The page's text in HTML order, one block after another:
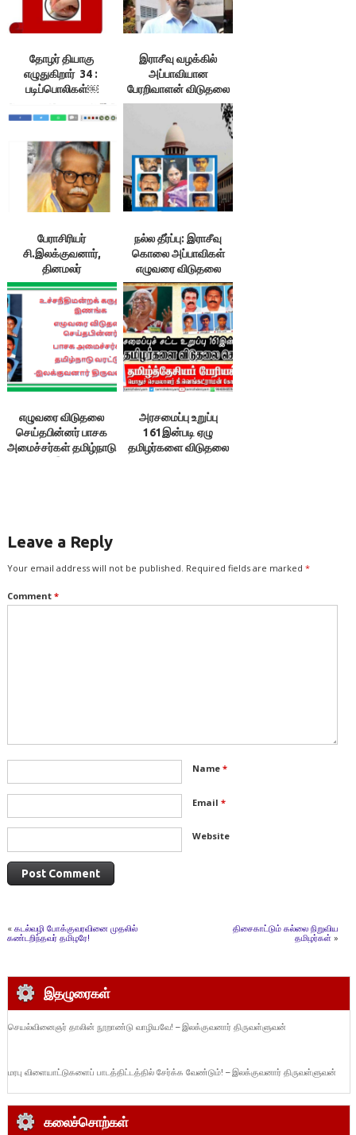
தோழர் தியாகு
எழுதுகிறார் 34 :
படிப்பொலிகள்￼
இராசீவு வழக்கில்
அப்பாவியான
பேரறிவாளன் விடுதலை
பேராசிரியர்
சி.இலக்குவனார்,
தினமலர்
நல்ல தீர்ப்பு: இராசீவு
கொலை அப்பாவிகள்
எழுவரை விடுதலை
செய்யத் தமிழக
அரசிற்கு முழு
அதிகாரம்.
எழுவரை விடுதலை
செய்தபின்னர் பாசக
அமைச்சர்கள் தமிழ்நாடு
அரசமைப்பு உறுப்பு
161இன்படி ஏழு
தமிழர்களை விடுதலை
Leave a Reply
Your email address will not be published. Required fields are marked *
Comment *
Name *
Email *
Website
« கடல்வழி போக்குவரவினை முதலில்
கண்டறிந்தவர் தமிழரே!
திசைகாட்டும் கல்லை நிறுவிய
தமிழர்கள் »
இதழுரைகள்
செயல்வினைஞர் தாலின் நூறாண்டு வாழியவே! – இலக்குவனார் திருவள்ளுவன்
மரபு விளையாட்டுகளைப் பாடத்திட்டத்தில் சேர்க்க வேண்டும்! – இலக்குவனார் திருவள்ளுவன்
கலைச்சொற்கள்